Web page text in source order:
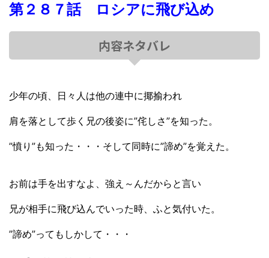
第２８７話 ロシアに飛び込め
内容ネタバレ
少年の頃、日々人は他の連中に揶揄われ
肩を落として歩く兄の後姿に”侘しさ”を知った。
”憤り”も知った・・・そして同時に”諦め”を覚えた。
お前は手を出すなよ、強え～んだからと言い
兄が相手に飛び込んでいった時、ふと気付いた。
”諦め”ってもしかして・・・